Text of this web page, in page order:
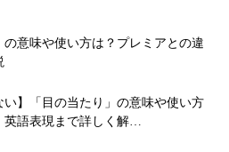
の意味や使い方は？プレミアとの違
い】「目の当たり」の意味や使い方
英語表現まで詳しく解…